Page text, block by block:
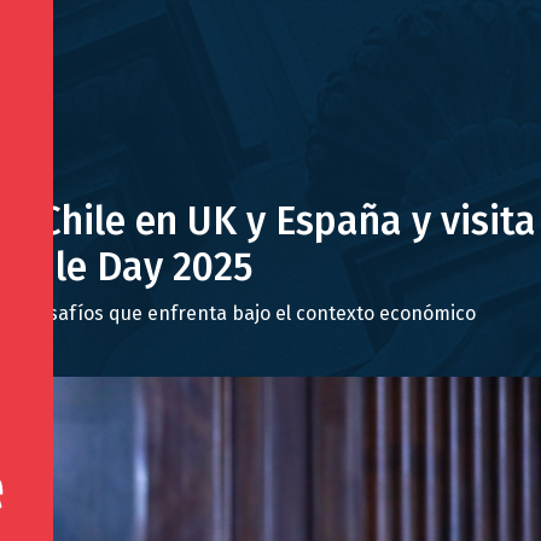
Chile en UK y España y visita
Day 2025
desafíos que enfrenta bajo el contexto económico